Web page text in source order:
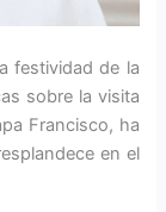
festividad de la
sobre la visita
Francisco, ha
en el